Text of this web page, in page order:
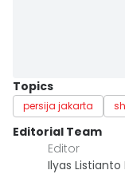
Topics
persija jakarta
Editorial Team
Editor
Ilyas Listianto